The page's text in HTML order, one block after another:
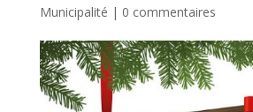
Municipalité | 0 commentaires